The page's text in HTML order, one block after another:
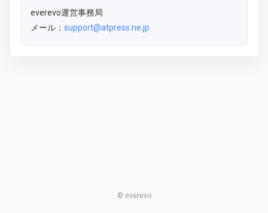
everevo運営事務局
メール： support@atpress.ne.jp
© everevo